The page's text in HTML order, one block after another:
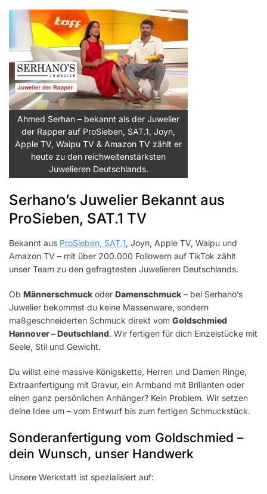
Ahmed Serhan – bekannt als der Juwelier
der Rapper auf ProSieben, SAT.1, Joyn,
Apple TV, Waipu TV & Amazon TV zählt er
heute zu den reichweitenstärksten
Juwelieren Deutschlands.
Serhano’s Juwelier Bekannt aus
ProSieben, SAT.1 TV
Bekannt aus ProSieben, SAT.1, Joyn, Apple TV, Waipu und
Amazon TV – mit über 200.000 Followern auf TikTok zählt
unser Team zu den gefragtesten Juwelieren Deutschlands.
Ob Männerschmuck oder Damenschmuck – bei Serhano’s
Juwelier bekommst du keine Massenware, sondern
maßgeschneiderten Schmuck direkt vom Goldschmied
Hannover – Deutschland. Wir fertigen für dich Einzelstücke mit
Seele, Stil und Gewicht.
Du willst eine massive Königskette, Herren und Damen Ringe,
Extraanfertigung mit Gravur, ein Armband mit Brillanten oder
einen ganz persönlichen Anhänger? Kein Problem. Wir setzen
deine Idee um – vom Entwurf bis zum fertigen Schmuckstück.
Sonderanfertigung vom Goldschmied –
dein Wunsch, unser Handwerk
Unsere Werkstatt ist spezialisiert auf: